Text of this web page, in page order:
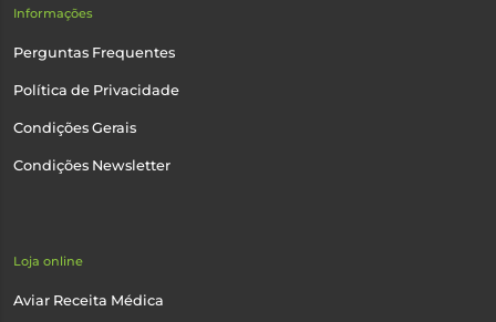
Informações
Perguntas Frequentes
Política de Privacidade
Condições Gerais
Condições Newsletter
Loja online
Aviar Receita Médica